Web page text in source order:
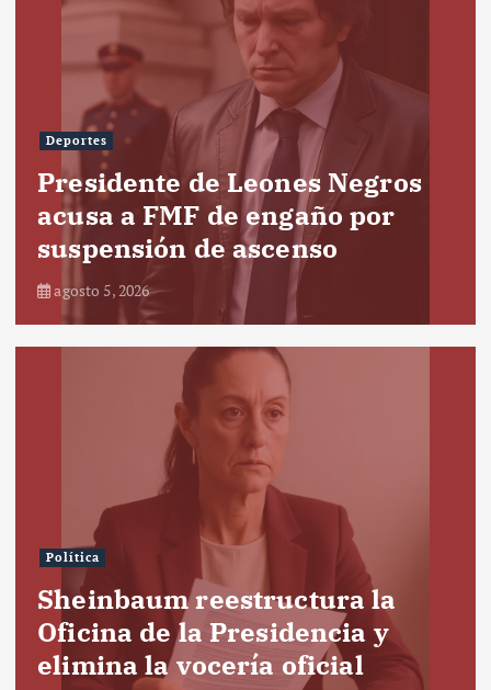
Deportes
Presidente de Leones Negros
acusa a FMF de engaño por
suspensión de ascenso
agosto 5, 2026
Política
Sheinbaum reestructura la
Oficina de la Presidencia y
elimina la vocería oficial